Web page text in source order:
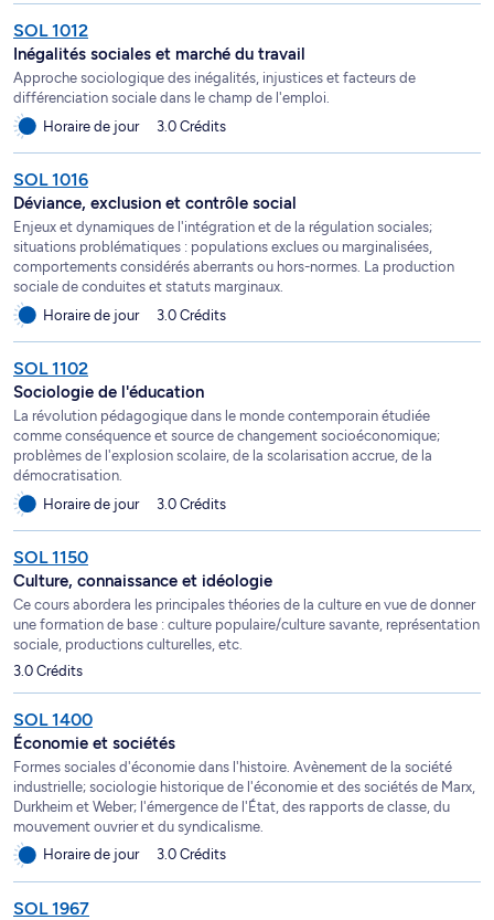
SOL 1012
Inégalités sociales et marché du travail
Approche sociologique des inégalités, injustices et facteurs de
différenciation sociale dans le champ de l'emploi.
Horaire de jour
3.0 Crédits
SOL 1016
Déviance, exclusion et contrôle social
Enjeux et dynamiques de l'intégration et de la régulation sociales;
situations problématiques : populations exclues ou marginalisées,
comportements considérés aberrants ou hors-normes. La production
sociale de conduites et statuts marginaux.
Horaire de jour
3.0 Crédits
SOL 1102
Sociologie de l'éducation
La révolution pédagogique dans le monde contemporain étudiée
comme conséquence et source de changement socioéconomique;
problèmes de l'explosion scolaire, de la scolarisation accrue, de la
démocratisation.
Horaire de jour
3.0 Crédits
SOL 1150
Culture, connaissance et idéologie
Ce cours abordera les principales théories de la culture en vue de donner
une formation de base : culture populaire/culture savante, représentation
sociale, productions culturelles, etc.
3.0 Crédits
SOL 1400
Économie et sociétés
Formes sociales d'économie dans l'histoire. Avènement de la société
industrielle; sociologie historique de l'économie et des sociétés de Marx,
Durkheim et Weber; l'émergence de l'État, des rapports de classe, du
mouvement ouvrier et du syndicalisme.
Horaire de jour
3.0 Crédits
SOL 1967